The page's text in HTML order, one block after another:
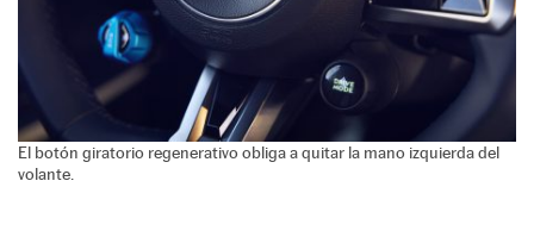
El botón giratorio regenerativo obliga a quitar la mano izquierda del
volante.